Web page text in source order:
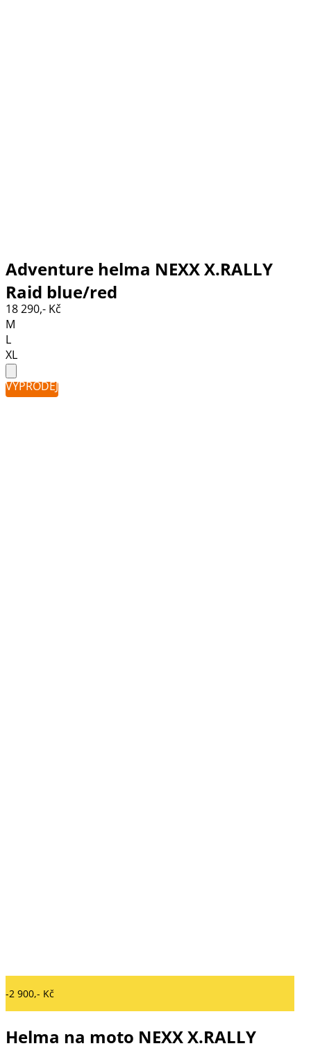
Adventure helma NEXX X.RALLY
Raid blue/red
18 290,- Kč
M
L
XL
VÝPRODEJ
-2 900,- Kč
Helma na moto NEXX X.RALLY